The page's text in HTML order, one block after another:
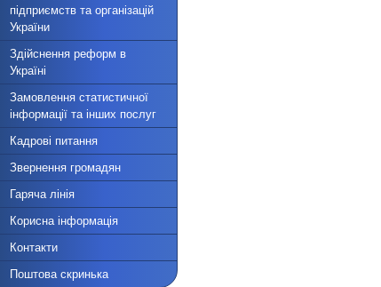
підприємств та організацій
України
Здійснення реформ в
Україні
Замовлення статистичної
інформації та інших послуг
Кадрові питання
Звернення громадян
Гаряча лінія
Корисна інформація
Контакти
Поштова скринька